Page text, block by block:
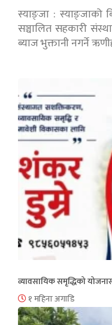
स्याङ्जा : स्याङ्जाको
सञ्चालित सहकारी
ब्याज भुक्तानी नगर्ने
व्यावसायिक समृद्धिको
१ महिना अगाडि